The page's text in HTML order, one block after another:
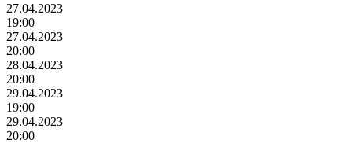
27.04.2023
19:00
27.04.2023
20:00
28.04.2023
20:00
29.04.2023
19:00
29.04.2023
20:00